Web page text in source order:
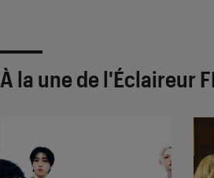
À la une de l'Éclaireur